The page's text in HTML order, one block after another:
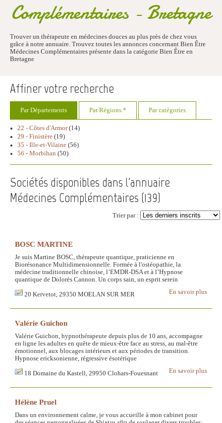
Complémentaires - Bretagne
Trouver un thérapeute en médecines douces au plus près de chez vous
grâce à notre annuaire. Trouvez toutes les annonces concernant Bien Être
Médecines Complémentaires présente dans la catégorie Bien Être en
Bretagne
Affiner votre recherche
Par Départements Par Régions * Par catégories
22 - Côtes d'Armor(14)
29 - Finistère (19)
35 - Ille-et-Vilaine (56)
56 - Morbihan (50)
Sociétés disponibles dans l'annuaire
Médecines Complémentaires (139)
Trier par :
BOSC MARTINE
Je suis Martine BOSC, thérapeute quantique, praticienne en
Biorésonance Multidimensionnelle. Formée à l'ostéopathie, la
médecine traditionnelle chinoise, l’EMDR-DSA et à l’Hypnose
quantique de Dolorès Cannon. Un corps sain, un esprit serein
En savoir plus
20 Kervetot, 29350 MOELAN SUR MER
Valérie Guichon
Valérie Guichon, hypnothérapeute depuis plus de 10 ans, accompagne
en ligne les adultes en quête de mieux-être face au stress, au mal-être
émotionnel, aux blocages intérieurs et aux périodes de transition.
Hypnose ericksonienne, régressive ésotérique
En savoir plus
18 Domaine du Kastell, 29950 Clohars-Fouesnant
Hélène Pruel
Dans un environnement calme, je vous accueille à mon cabinet pour